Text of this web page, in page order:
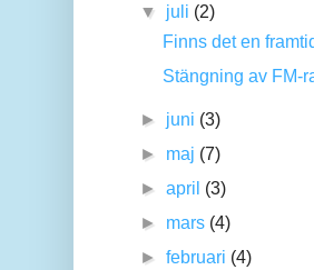
▼ juli (2)
Finns det en
Stängning av FM-
► juni (3)
► maj (7)
►april (3)
► mars (4)
►februari (4)